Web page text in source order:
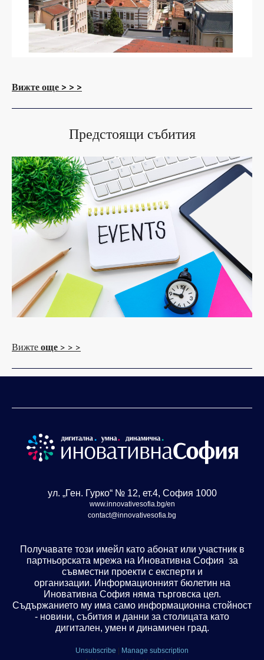
Вижте още > > >
Предстоящи събития
Вижтеоще > > >
ул. „Ген. Гурко“ № 12, ет.4, София 1000
www.innovativesofia.bg/en
contact@innovativesofia.bg
Получавате този имейл като абонат или участник в
партньорската мрежа на Иновативна София за
съвместни проекти с експерти и
организации. Информационният бюлетин на
Иновативна София няма търговска цел.
Съдържанието му има само информационна стойност
- новини, събития и данни за столицата като
дигитален, умен и динамичен град.
Unsubscribe
Manage subscription